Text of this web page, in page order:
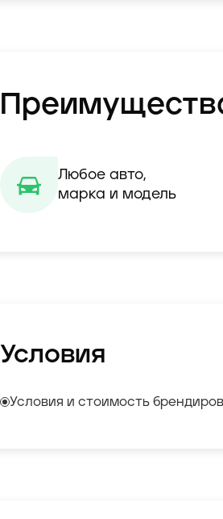
Любое авто,
марка и модель
Условия
Условия и стоимость